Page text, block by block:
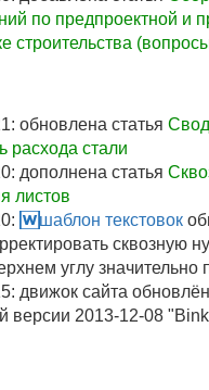
по предпроектной и
строительства
обновлена статья
расхода стали
дополнена статья
листов
шаблон текстовок
сквозную
углу значительно
движок сайта
версии 2013-12-08